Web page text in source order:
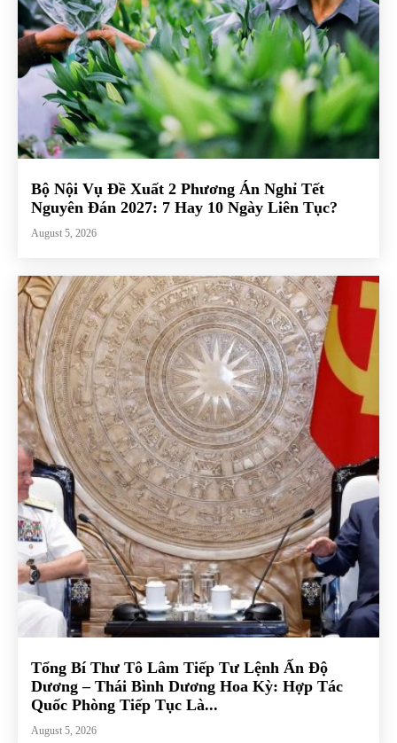
Bộ Nội Vụ Đề Xuất 2 Phương Án Nghỉ Tết
Nguyên Đán 2027: 7 Hay 10 Ngày Liên Tục?
August 5, 2026
Tổng Bí Thư Tô Lâm Tiếp Tư Lệnh Ấn Độ
Dương – Thái Bình Dương Hoa Kỳ: Hợp Tác
Quốc Phòng Tiếp Tục Là...
August 5, 2026